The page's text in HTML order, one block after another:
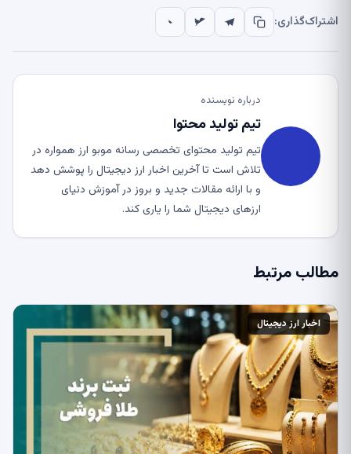
اشتراک‌گذاری:
درباره نویسنده
تیم تولید محتوا
تیم تولید محتوای تخصصی رسانه موبو ارز همواره در
تلاش است تا آخرین اخبار ارز دیجیتال را پوشش دهد
و با ارائه مقالات جدید و بروز در آموزش دنیای
ارزهای دیجیتال شما را یاری کند.
مطالب مرتبط
اخبار ارز دیجیتال